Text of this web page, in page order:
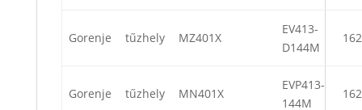
Gorenje tűzhely MZ401X
EV413-
D144M
Gorenje tűzhely MN401X
EVP413-
144M